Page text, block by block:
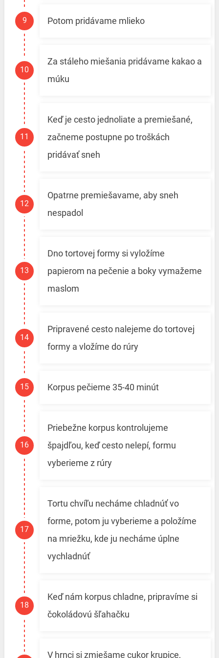
Potom pridávame mlieko
Za stáleho miešania pridávame kakao a
múku
Keď je cesto jednoliate a premiešané,
začneme postupne po troškách
pridávať sneh
Opatrne premiešavame, aby sneh
nespadol
Dno tortovej formy si vyložíme
papierom na pečenie a boky vymažeme
maslom
Pripravené cesto nalejeme do tortovej
formy a vložíme do rúry
Korpus pečieme 35-40 minút
Priebežne korpus kontrolujeme
špajdľou, keď cesto nelepí, formu
vyberieme z rúry
Tortu chvíľu necháme chladnúť vo
forme, potom ju vyberieme a položíme
na mriežku, kde ju necháme úplne
vychladnúť
Keď nám korpus chladne, pripravíme si
čokoládovú šľahačku
V hrnci si zmiešame cukor krupice,